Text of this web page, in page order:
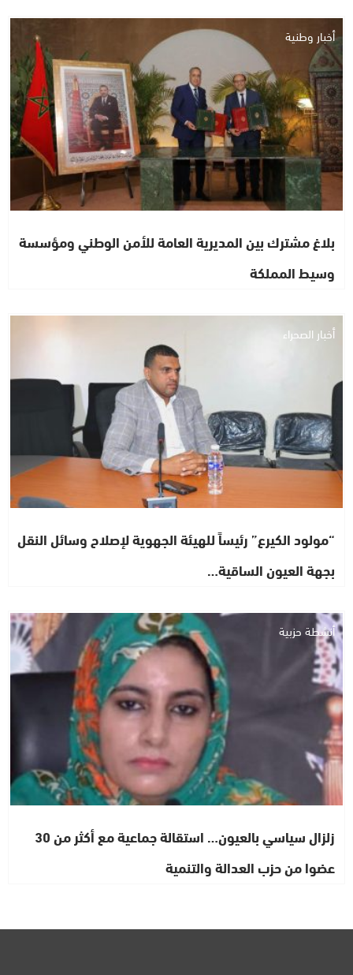
أخبار وطنية
بلاغ مشترك بين المديرية العامة للأمن الوطني ومؤسسة
وسيط المملكة
أخبار الصحراء
“مولود الكيرع” رئيساً للهيئة الجهوية لإصلاح وسائل النقل
بجهة العيون الساقية…
أنشطة حزبية
زلزال سياسي بالعيون… استقالة جماعية مع أكثر من 30
عضوا من حزب العدالة والتنمية